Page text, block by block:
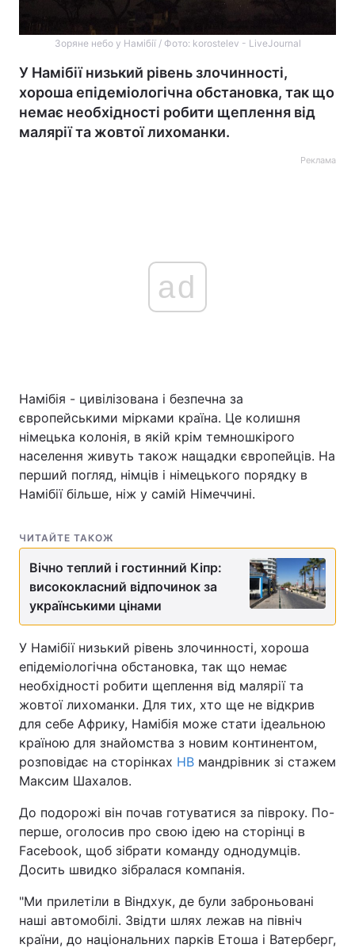
Зоряне небо у Намібії / Фото: korostelev - LiveJournal
У Намібії низький рівень злочинності,
хороша епідеміологічна обстановка, так що
немає необхідності робити щеплення від
малярії та жовтої лихоманки.
Реклама
ad
Намібія - цивілізована і безпечна за
європейськими мірками країна. Це колишня
німецька колонія, в якій крім темношкірого
населення живуть також нащадки європейців. На
перший погляд, німців і німецького порядку в
Намібії більше, ніж у самій Німеччині.
ЧИТАЙТЕ ТАКОЖ
Вічно теплий і гостинний Кіпр:
висококласний відпочинок за
українськими цінами
У Намібії низький рівень злочинності, хороша
епідеміологічна обстановка, так що немає
необхідності робити щеплення від малярії та
жовтої лихоманки. Для тих, хто ще не відкрив
для себе Африку, Намібія може стати ідеальною
країною для знайомства з новим континентом,
розповідає на сторінках НВ мандрівник зі стажем
Максим Шахалов.
До подорожі він почав готуватися за півроку. По-
перше, оголосив про свою ідею на сторінці в
Facebook, щоб зібрати команду однодумців.
Досить швидко зібралася компанія.
"Ми прилетіли в Віндхук, де були заброньовані
наші автомобілі. Звідти шлях лежав на північ
країни, до національних парків Етоша і Ватерберг,